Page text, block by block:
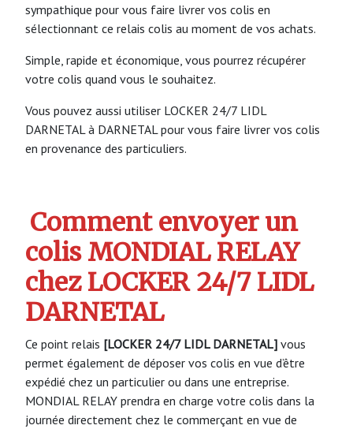
sympathique pour vous faire livrer vos colis en
sélectionnant ce relais colis au moment de vos achats.
Simple, rapide et économique, vous pourrez récupérer
votre colis quand vous le souhaitez.
Vous pouvez aussi utiliser LOCKER 24/7 LIDL
DARNETAL à DARNETAL pour vous faire livrer vos colis
en provenance des particuliers.
Comment envoyer un
colis MONDIAL RELAY
chez LOCKER 24/7 LIDL
DARNETAL
Ce point relais [LOCKER 24/7 LIDL DARNETAL] vous
permet également de déposer vos colis en vue d’être
expédié chez un particulier ou dans une entreprise.
MONDIAL RELAY prendra en charge votre colis dans la
journée directement chez le commerçant en vue de